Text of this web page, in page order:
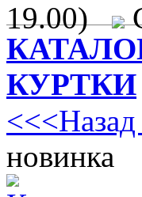
19.00)
КУРТКИ
<<<Назад
новинка